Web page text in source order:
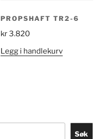
PROPSHAFT TR2-6
kr3.820
Legg i handlekurv
Søk